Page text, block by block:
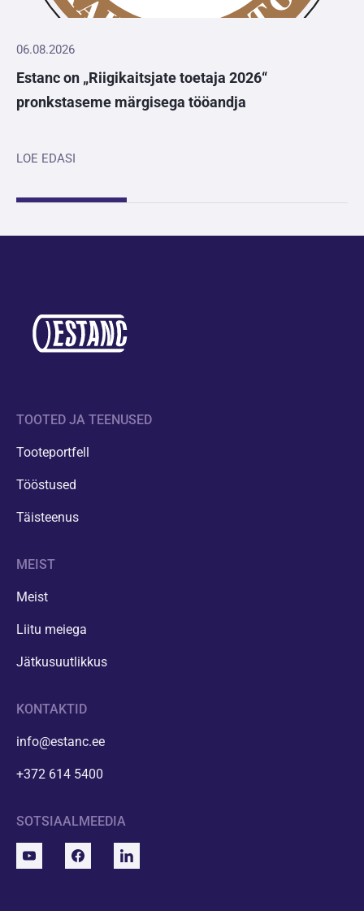
06.08.2026
Estanc on „Riigikaitsjate toetaja 2026“
pronkstaseme märgisega tööandja
LOE EDASI
TOOTED JA TEENUSED
Tooteportfell
Tööstused
Täisteenus
MEIST
Meist
Liitu meiega
Jätkusuutlikkus
KONTAKTID
info@estanc.ee
+372 614 5400
SOTSIAALMEEDIA